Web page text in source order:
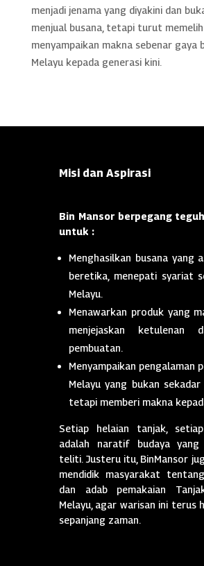
menjadi jenama yang diyakini dan
menjual busana, tetapi turut
menyampaikan makna sebenar gaya
Melayu kepada generasi kini.
Misi dan Aspirasi
Bin Mansor berpegang
untuk :
Menghasilkan busana yang
beretika, menepati syariat
Melayu.
Menawarkan produk yang
menjejaskan ketulenan
pembuatan.
Menyampaikan pengalaman
Melayu yang bukan sekadar
tetapi memberi makna
Setiap helaian tanjak,
adalah naratif budaya yang
teliti. Justeru itu, BinMansor
mendidik masyarakat
dan adab pemakaian
Melayu, agar warisan ini terus
sepanjang zaman.